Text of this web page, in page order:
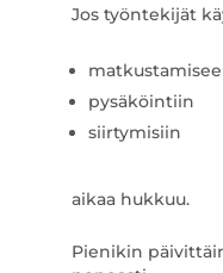
Jos työntekijät
pysäköintiin
siirtymisiin
aikaa hukkuu.
Pienikin